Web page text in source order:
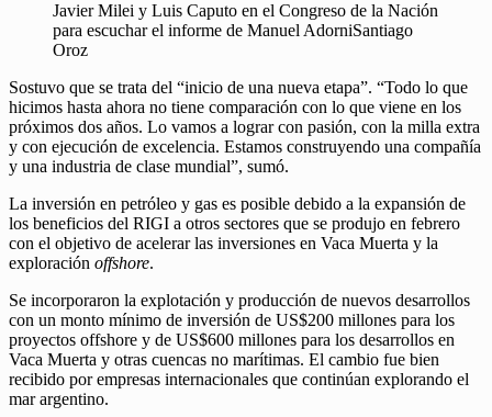
Javier Milei y Luis Caputo en el Congreso de la Nación
para escuchar el informe de Manuel AdorniSantiago
Oroz
Sostuvo que se trata del “inicio de una nueva etapa”. “Todo lo que
hicimos hasta ahora no tiene comparación con lo que viene en los
próximos dos años. Lo vamos a lograr con pasión, con la milla extra
y con ejecución de excelencia. Estamos construyendo una compañía
y una industria de clase mundial”, sumó.
La inversión en petróleo y gas es posible debido a la expansión de
los beneficios del RIGI a otros sectores que se produjo en febrero
con el objetivo de acelerar las inversiones en Vaca Muerta y la
exploración offshore.
Se incorporaron la explotación y producción de nuevos desarrollos
con un monto mínimo de inversión de US$200 millones para los
proyectos offshore y de US$600 millones para los desarrollos en
Vaca Muerta y otras cuencas no marítimas. El cambio fue bien
recibido por empresas internacionales que continúan explorando el
mar argentino.